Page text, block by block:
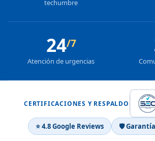
techumbre
24/7
Atención de urgencias
CERTIFICACIONES Y RESPALDO
⭐ 4.8 Google Reviews 🛡